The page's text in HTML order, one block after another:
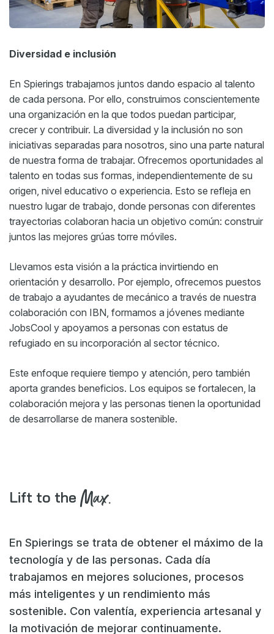
Diversidad e inclusión
En Spierings trabajamos juntos dando espacio al talento
de cada persona. Por ello, construimos conscientemente
una organización en la que todos puedan participar,
crecer y contribuir. La diversidad y la inclusión no son
iniciativas separadas para nosotros, sino una parte natural
de nuestra forma de trabajar. Ofrecemos oportunidades al
talento en todas sus formas, independientemente de su
origen, nivel educativo o experiencia. Esto se refleja en
nuestro lugar de trabajo, donde personas con diferentes
trayectorias colaboran hacia un objetivo común: construir
juntos las mejores grúas torre móviles.
Llevamos esta visión a la práctica invirtiendo en
orientación y desarrollo. Por ejemplo, ofrecemos puestos
de trabajo a ayudantes de mecánico a través de nuestra
colaboración con IBN, formamos a jóvenes mediante
JobsCool y apoyamos a personas con estatus de
refugiado en su incorporación al sector técnico.
Este enfoque requiere tiempo y atención, pero también
aporta grandes beneficios. Los equipos se fortalecen, la
colaboración mejora y las personas tienen la oportunidad
de desarrollarse de manera sostenible.
Lift to the Max.
En Spierings se trata de obtener el máximo de la
tecnología y de las personas. Cada día
trabajamos en mejores soluciones, procesos
más inteligentes y un rendimiento más
sostenible. Con valentía, experiencia artesanal y
la motivación de mejorar continuamente.